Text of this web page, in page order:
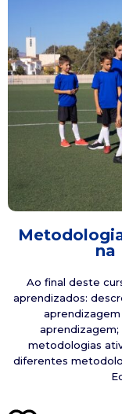
na
Ao final deste
aprendizados:
aprendizagem;
metodologias
diferentes